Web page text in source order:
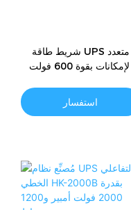
شريط طاقة UPS متعدد
الإمكانات بقوة 600 فولت
للمنزل والمكتب
استفسار